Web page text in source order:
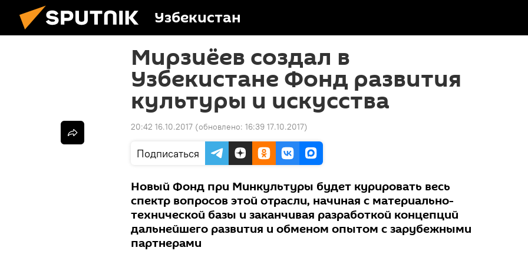
Узбекистан
Мирзиёев создал в
Узбекистане Фонд развития
культуры и искусства
20:42 16.10.2017 (обновлено: 16:39 17.10.2017)
Подписаться
Новый Фонд при Минкультуры будет курировать весь
спектр вопросов этой отрасли, начиная с материально-
технической базы и заканчивая разработкой концепций
дальнейшего развития и обменом опытом с зарубежными
партнерами